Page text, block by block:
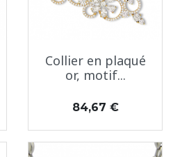
Collier en plaqué
or, motif...
Prix
84,67 €